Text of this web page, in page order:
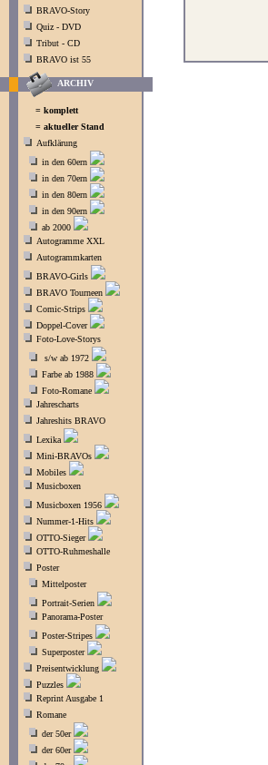
BRAVO-Story
Quiz - DVD
Tribut - CD
BRAVO ist 55
ARCHIV
= komplett
= aktueller Stand
Aufklärung
in den 60ern
in den 70ern
in den 80ern
in den 90ern
ab 2000
Autogramme XXL
Autogrammkarten
BRAVO-Girls
BRAVO Tourneen
Comic-Strips
Doppel-Cover
Foto-Love-Storys
s/w ab 1972
Farbe ab 1988
Foto-Romane
Jahrescharts
Jahreshits BRAVO
Lexika
Mini-BRAVOs
Mobiles
Musicboxen
Musicboxen 1956
Nummer-1-Hits
OTTO-Sieger
OTTO-Ruhmeshalle
Poster
Mittelposter
Portrait-Serien
Panorama-Poster
Poster-Stripes
Superposter
Preisentwicklung
Puzzles
Reprint Ausgabe 1
Romane
der 50er
der 60er